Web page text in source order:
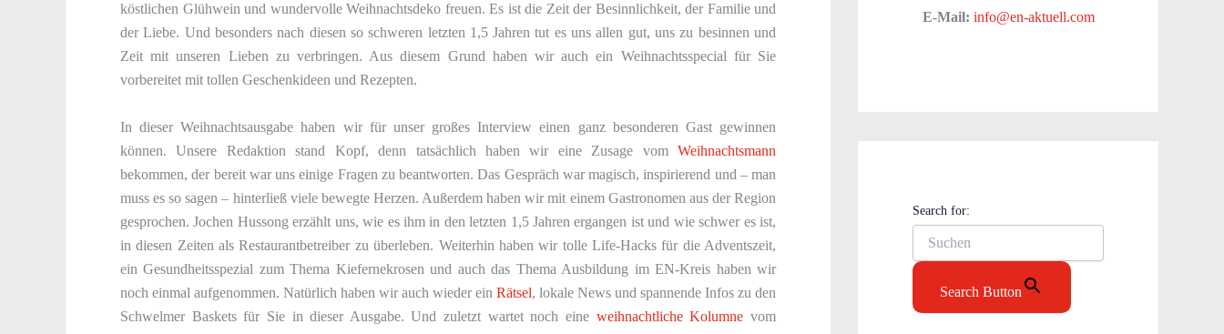
köstlichen Glühwein und wundervolle Weihnachtsdeko freuen. Es ist die Zeit der Besinnlichkeit, der Familie und
der Liebe. Und besonders nach diesen so schweren letzten 1,5 Jahren tut es uns allen gut, uns zu besinnen und
Zeit mit unseren Lieben zu verbringen. Aus diesem Grund haben wir auch ein Weihnachtsspecial für Sie
vorbereitet mit tollen Geschenkideen und Rezepten.
In dieser Weihnachtsausgabe haben wir für unser großes Interview einen ganz besonderen Gast gewinnen
können. Unsere Redaktion stand Kopf, denn tatsächlich haben wir eine Zusage vom Weihnachtsmann
bekommen, der bereit war uns einige Fragen zu beantworten. Das Gespräch war magisch, inspirierend und – man
muss es so sagen – hinterließ viele bewegte Herzen. Außerdem haben wir mit einem Gastronomen aus der Region
gesprochen. Jochen Hussong erzählt uns, wie es ihm in den letzten 1,5 Jahren ergangen ist und wie schwer es ist,
in diesen Zeiten als Restaurantbetreiber zu überleben. Weiterhin haben wir tolle Life-Hacks für die Adventszeit,
ein Gesundheitsspezial zum Thema Kiefernekrosen und auch das Thema Ausbildung im EN-Kreis haben wir
noch einmal aufgenommen. Natürlich haben wir auch wieder ein Rätsel, lokale News und spannende Infos zu den
Schwelmer Baskets für Sie in dieser Ausgabe. Und zuletzt wartet noch eine weihnachtliche Kolumne vom
E-Mail: info@en-aktuell.com
Search for:
Search Button